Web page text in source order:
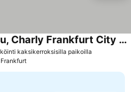
kaksikerroksisilla paikoilla
Holiday Inn - The Niu, Charly Frankfurt City By Ihg
Frankfurt